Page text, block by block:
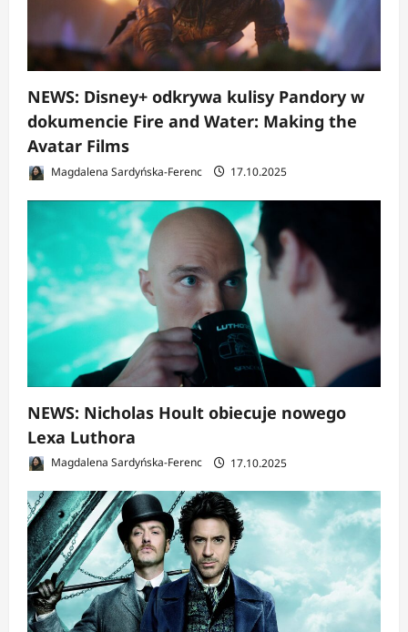
NEWS: Disney+ odkrywa kulisy Pandory w
dokumencie Fire and Water: Making the
Avatar Films
Magdalena Sardyńska-Ferenc 17.10.2025
NEWS: Nicholas Hoult obiecuje nowego
Lexa Luthora
Magdalena Sardyńska-Ferenc 17.10.2025